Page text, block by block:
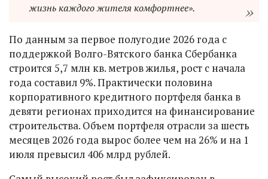
жизнь каждого жителя комфортнее».
По данным за первое полугодие 2026 года с
поддержкой Волго-Вятского банка Сбербанка
строится 5,7 млн кв. метров жилья, рост с начала
года составил 9%. Практически половина
корпоративного кредитного портфеля банка в
девяти регионах приходится на финансирование
строительства. Объем портфеля отрасли за шесть
месяцев 2026 года вырос более чем на 26% и на 1
июля превысил 406 млрд рублей.